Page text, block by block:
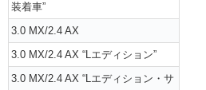
装着車”
3.0 MX/2.4 AX
3.0 MX/2.4 AX “Lエディション”
3.0 MX/2.4 AX “Lエディション・サ